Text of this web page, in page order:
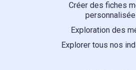
Créer des fiches
Exploration des
Explorer tous nos